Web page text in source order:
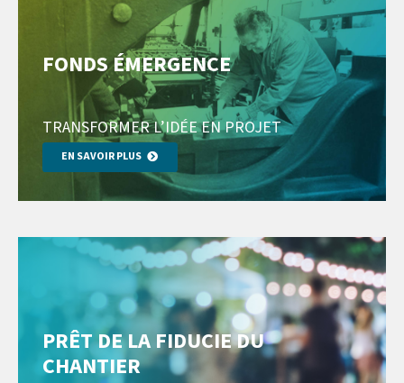
FONDS ÉMERGENCE
TRANSFORMER L’IDÉE EN PROJET
EN SAVOIR PLUS
PRÊT DE LA FIDUCIE DU
CHANTIER